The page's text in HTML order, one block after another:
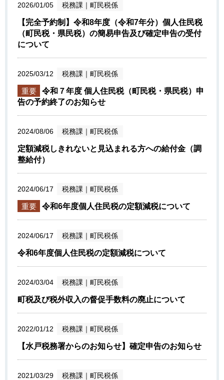
2026/01/05 税務課 ｜ 町民税係
【完全予約制】令和8年度（令和7年分）個人住民税
（町民税・県民税）の簡易申告及び確定申告の受付
について
2025/03/12 税務課 ｜ 町民税係
重要
令和７年度 個人住民税（町民税・県民税）申
告の予約終了のお知らせ
2024/08/06 税務課 ｜ 町民税係
定額減税しきれないと見込まれる方への給付金（調
整給付）
2024/06/17 税務課 ｜ 町民税係
重要 令和6年度個人住民税の定額減税について
2024/06/17 税務課 ｜ 町民税係
令和6年度個人住民税の定額減税について
2024/03/04 税務課 ｜ 町民税係
町税及び税外収入の督促手数料の廃止について
2022/01/12 税務課 ｜ 町民税係
【水戸税務署からのお知らせ】確定申告のお知らせ
2021/03/29 税務課 ｜ 町民税係